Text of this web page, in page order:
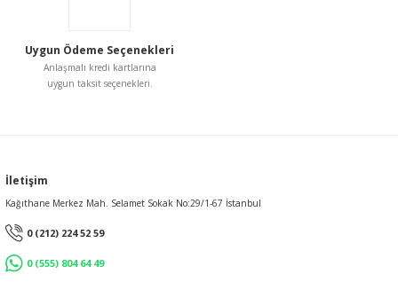
Uygun Ödeme Seçenekleri
Anlaşmalı kredi kartlarına
uygun taksit seçenekleri.
İletişim
Kağıthane Merkez Mah. Selamet Sokak No:29/1-67 İstanbul
0 (212) 224 52 59
0 (555) 804 64 49